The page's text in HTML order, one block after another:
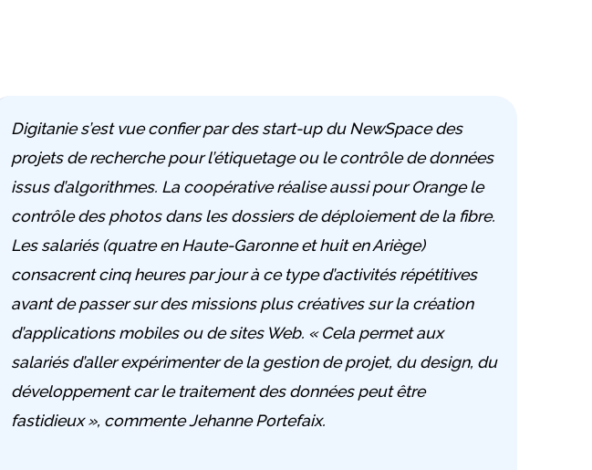
Digitanie s’est vue confier par des start-up du NewSpace des
projets de recherche pour l’étiquetage ou le contrôle de données
issus d’algorithmes. La coopérative réalise aussi pour Orange le
contrôle des photos dans les dossiers de déploiement de la fibre.
Les salariés (quatre en Haute-Garonne et huit en Ariège)
consacrent cinq heures par jour à ce type d’activités répétitives
avant de passer sur des missions plus créatives sur la création
d’applications mobiles ou de sites Web. «Cela permet aux
salariés d’aller expérimenter de la gestion de projet, du design, du
développement car le traitement des données peut être
fastidieux», commente Jehanne Portefaix.